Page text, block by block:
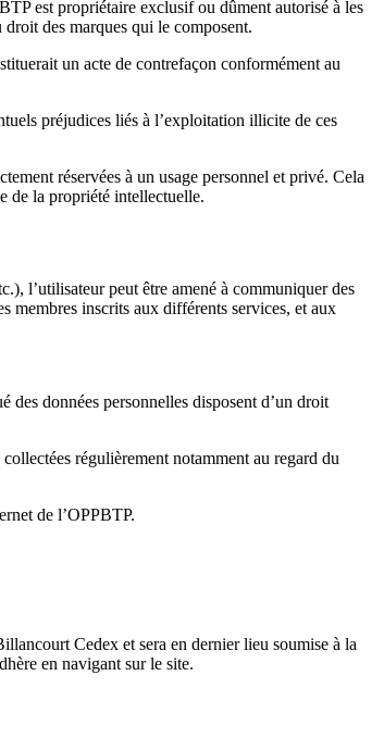
est propriétaire exclusif ou dûment autorisé à les
des marques qui le composent.
un acte de contrefaçon conformément au
préjudices liés à l’exploitation illicite de ces
réservées à un usage personnel et privé. Cela
de la propriété intellectuelle.
l’utilisateur peut être amené à communiquer des
membres inscrits aux différents services, et aux
données personnelles disposent d’un droit
régulièrement notamment au regard du
de l’OPPBTP.
Cedex et sera en dernier lieu soumise à la
en navigant sur le site.